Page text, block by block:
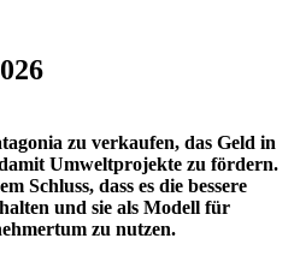
zu verkaufen, das Geld in
Umweltprojekte zu fördern.
Schluss, dass es die bessere
und sie als Modell für
zu nutzen.